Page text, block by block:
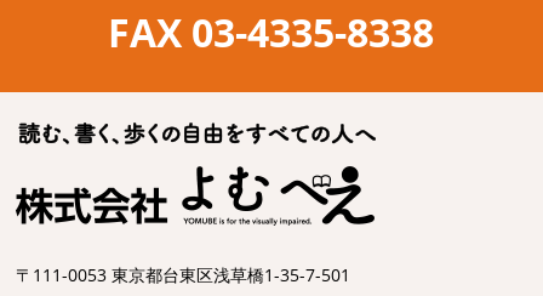
FAX 03-4335-8338
〒111-0053 東京都台東区浅草橋1-35-7-501